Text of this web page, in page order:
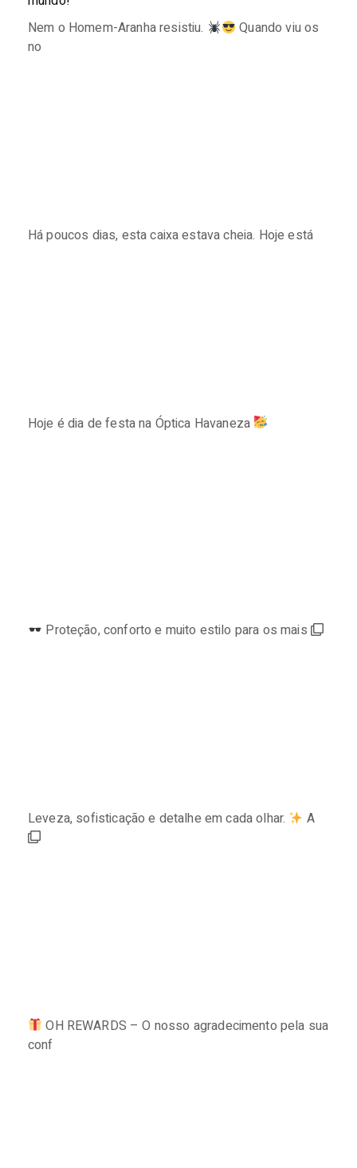
Nem o Homem-Aranha resistiu.
Quando viu os
no
Há poucos dias, esta caixa estava cheia. Hoje está
Hoje é dia de festa na Óptica Havaneza
Proteção, conforto e muito estilo para os mais
Leveza, sofisticação e detalhe em cada olhar. A
OH REWARDS – O nosso agradecimento pela sua
conf